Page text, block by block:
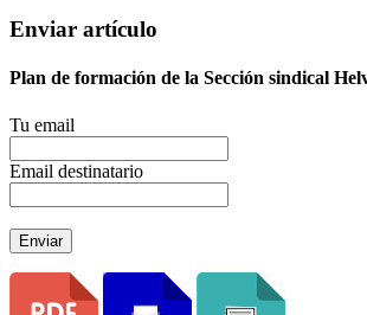
Enviar artículo
Plan de formación de la Sección sindical
Tu email
Email destinatario
Enviar